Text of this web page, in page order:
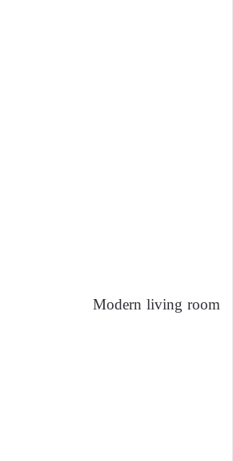
Modern living room